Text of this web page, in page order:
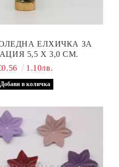
ЕЛХИЧКА ЗА
5,5 Х 3,0 СМ.
1.10лв.